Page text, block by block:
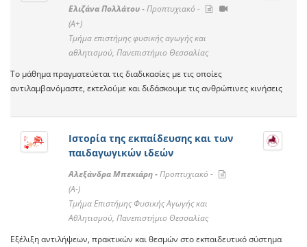
Ελιζάνα Πολλάτου -Προπτυχιακό -
(A+)
Τμήμα επιστήμης φυσικής αγωγής και
αθλητισμού, Πανεπιστήμιο Θεσσαλίας
Το μάθημα πραγματεύεται τις διαδικασίες με τις οποίες
αντιλαμβανόμαστε, εκτελούμε και διδάσκουμε τις ανθρώπινες κινήσεις
Ιστορία της εκπαίδευσης και των
παιδαγωγικών ιδεών
Αλεξάνδρα Μπεκιάρη -Προπτυχιακό -
(A-)
Τμήμα Επιστήμης Φυσικής Αγωγής και
Αθλητισμού, Πανεπιστήμιο Θεσσαλίας
Εξέλιξη αντιλήψεων, πρακτικών και θεσμών στο εκπαιδευτικό σύστημα